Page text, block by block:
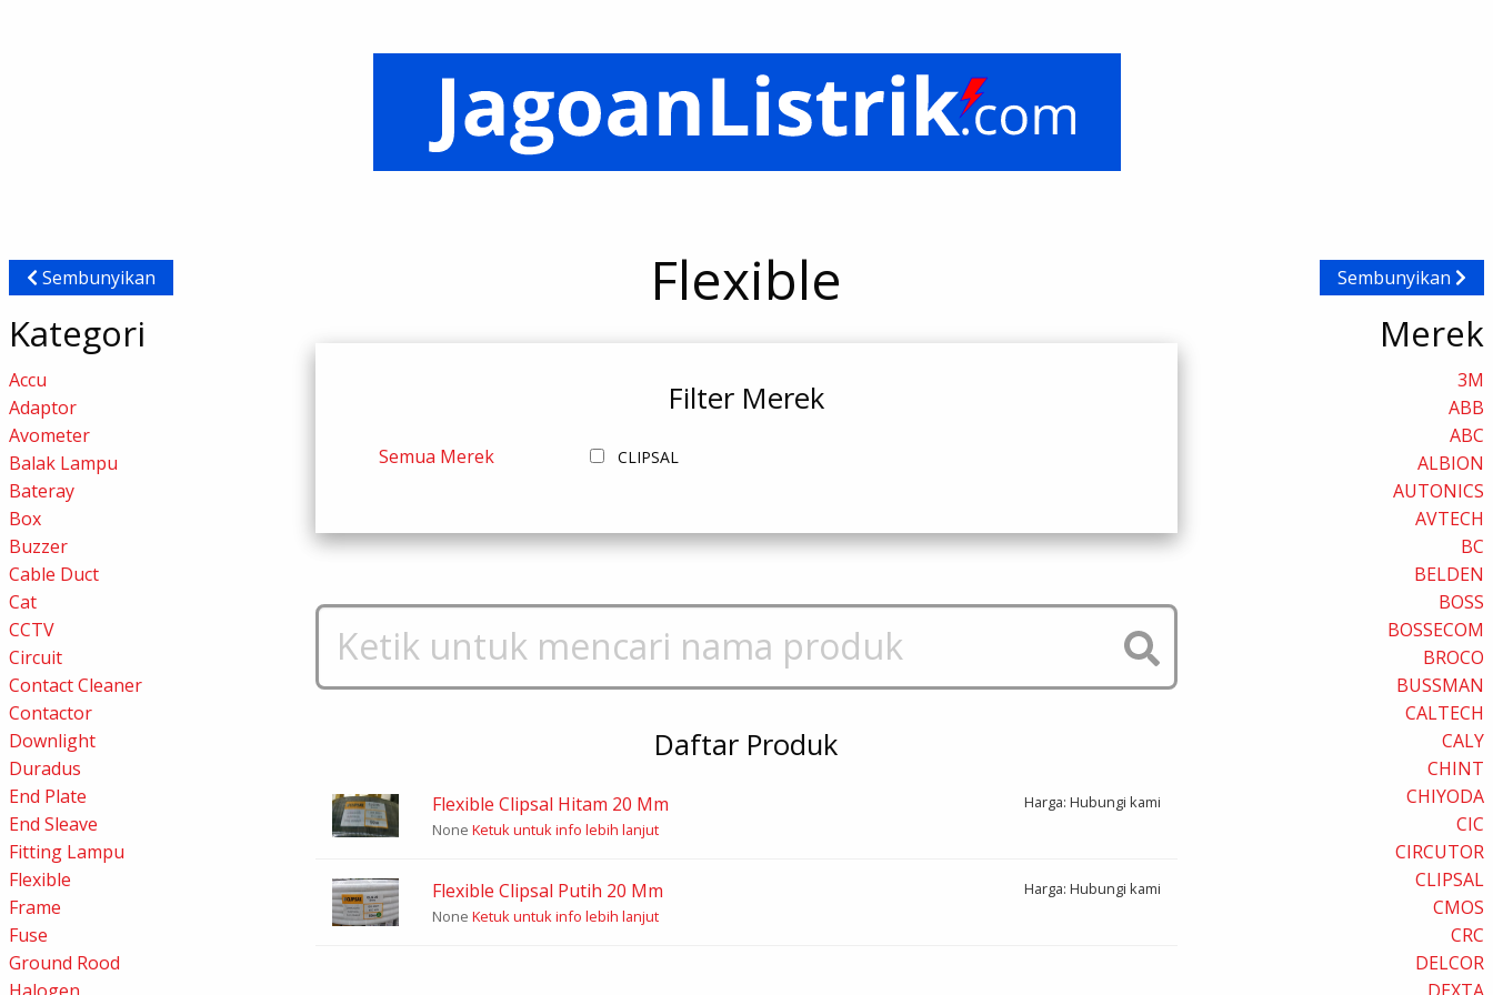
Sembunyikan
Kategori
Accu
Adaptor
Avometer
Balak Lampu
Bateray
Box
Buzzer
Cable Duct
Cat
CCTV
Circuit
Contact Cleaner
Contactor
Downlight
Duradus
End Plate
End Sleave
Fitting Lampu
Flexible
Frame
Fuse
Ground Rood
Sembunyikan
Merek
3M
ABB
ABC
ALBION
AUTONICS
AVTECH
BC
BELDEN
BOSS
BOSSECOM
BROCO
BUSSMAN
CALTECH
CALY
CHINT
CHIYODA
CIC
CIRCUTOR
CLIPSAL
CMOS
CRC
DELCOR
Flexible
Filter Merek
Semua Merek CLIPSAL
Daftar Produk
Flexible Clipsal Hitam 20 Mm
Harga: Hubungi kami
None Ketuk untuk info lebih lanjut
Flexible Clipsal Putih 20 Mm
Harga: Hubungi kami
None Ketuk untuk info lebih lanjut